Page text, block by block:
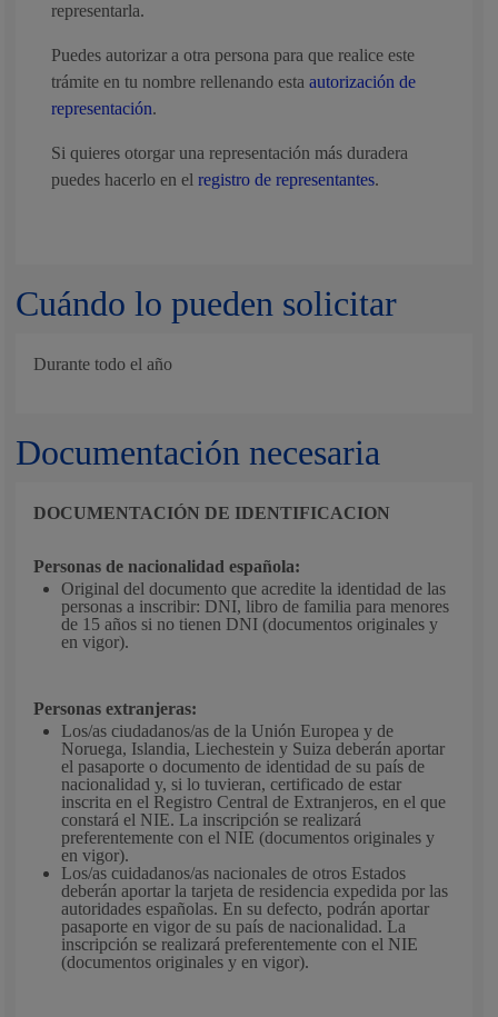
representarla.
Puedes autorizar a otra persona para que realice este
trámite en tu nombre rellenando estaautorización de
representación.
Si quieres otorgar una representación más duradera
puedes hacerlo en elregistro de representantes.
Cuándo lo pueden solicitar
Durante todo el año
Documentación necesaria
DOCUMENTACIÓN DE IDENTIFICACION
Personas de nacionalidad española:
Original del documento que acredite la identidad de las
personas a inscribir: DNI, libro de familia para menores
de 15 años si no tienen DNI (documentos originales y
en vigor).
Personas extranjeras:
Los/as ciudadanos/as de la Unión Europea y de
Noruega, Islandia, Liechestein y Suiza deberán aportar
el pasaporte o documento de identidad de su país de
nacionalidad y, si lo tuvieran, certificado de estar
inscrita en el Registro Central de Extranjeros, en el que
constará el NIE. La inscripción se realizará
preferentemente con el NIE (documentos originales y
en vigor).
Los/as cuidadanos/as nacionales de otros Estados
deberán aportar la tarjeta de residencia expedida por las
autoridades españolas. En su defecto, podrán aportar
pasaporte en vigor de su país de nacionalidad. La
inscripción se realizará preferentemente con el NIE
(documentos originales y en vigor).